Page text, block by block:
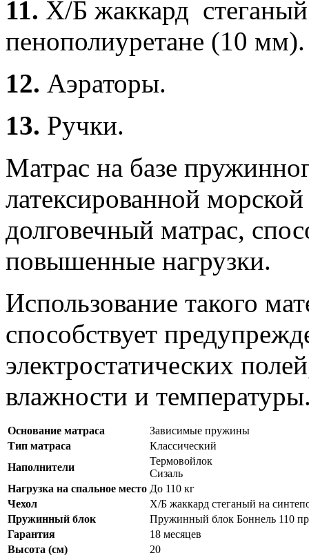
11. Х/Б жаккард
пенополиуретане (10 мм).
12. Аэраторы.
13. Ручки.
Матрас на базе
латексированной
долговечный матрас,
повышенные нагрузки.
Использование такого
способствует
электростатических
влажности и
Основание матраса
Зависимые пружины
Тип матраса
Классический
Наполнители
Термовойлок
Сизаль
Нагрузка на спальное место До 110 кг
Чехол
Х/Б жаккард стеганый на
Пружинный блок
Пружинный блок Боннель 110
Гарантия
18 месяцев
Высота (см)
20